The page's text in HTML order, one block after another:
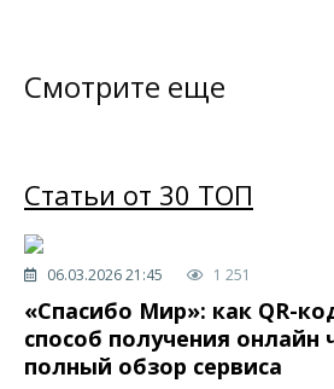
Смотрите еще
Статьи от 30 ТОП
06.03.2026 21:45 1 251
«Спасибо Мир»: как QR-
способ получения
полный обзор сервиса